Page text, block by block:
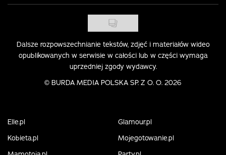
Dalsze rozpowszechnianie tekstów, zdjęć i materiałów wideo
opublikowanych w serwisie w całości lub w części wymaga
uprzedniej zgody wydawcy.
© BURDA MEDIA POLSKA SP. Z O. O. 2026
Elle.pl
Glamour.pl
Kobieta.pl
Mojegotowanie.pl